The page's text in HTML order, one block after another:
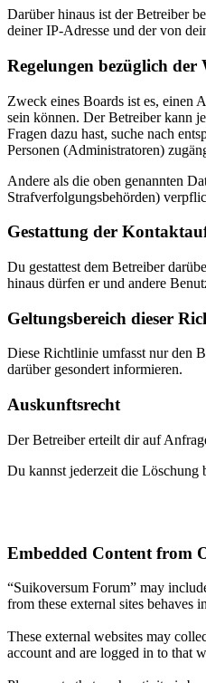
Darüber hinaus ist der Betreiber
deiner IP-Adresse und der von
Regelungen bezüglich der
Zweck eines Boards ist es, einen
sein können. Der Betreiber kann
Fragen dazu hast, suche nach
Personen (Administratoren)
Andere als die oben genannten
Strafverfolgungsbehörden)
Gestattung der
Du gestattest dem Betreiber
hinaus dürfen er und andere
Geltungsbereich dieser
Diese Richtlinie umfasst nur den
darüber gesondert informieren.
Auskunftsrecht
Der Betreiber erteilt dir auf
Du kannst jederzeit die Löschung
Embedded Content from
“Suikoversum Forum” may
from these external sites behaves
These external websites may
account and are logged in to that